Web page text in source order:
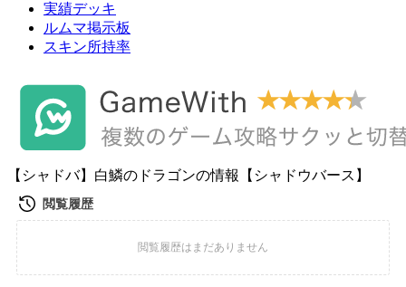
実績デッキ
ルムマ掲示板
スキン所持率
【シャドバ】白鱗のドラゴンの情報【シャドウバース】